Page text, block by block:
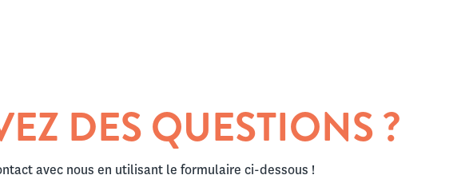
DES QUESTIONS ?
avec nous en utilisant le formulaire ci-dessous !